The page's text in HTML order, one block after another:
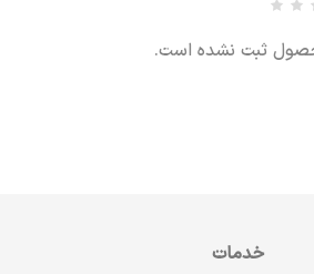
ثبت نشده است.
خدمات